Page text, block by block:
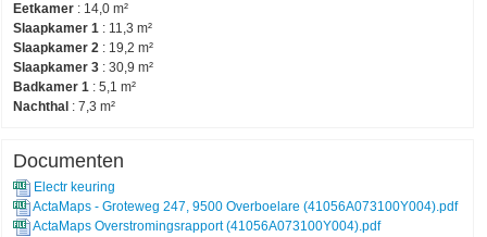
Eetkamer : 14,0 m²
Slaapkamer 1 : 11,3 m²
Slaapkamer 2 : 19,2 m²
Slaapkamer 3 : 30,9 m²
Badkamer 1 : 5,1 m²
Nachthal : 7,3 m²
Documenten
Electr keuring
ActaMaps - Groteweg 247, 9500 Overboelare (41056A073100Y004).pdf
ActaMaps Overstromingsrapport (41056A073100Y004).pdf